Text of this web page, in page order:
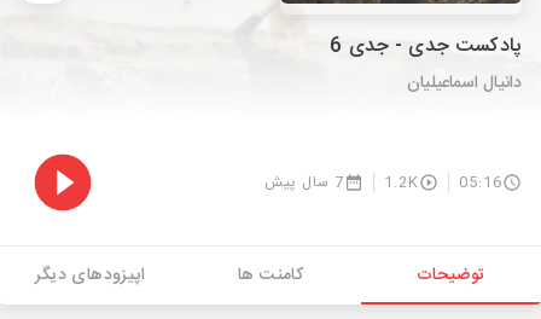
پادکست جدی - جدی 6
دانیال اسماعیلیان
05:16
1.2K 7 سال پیش
توضیحات کامنت ها اپیزودهای دیگر